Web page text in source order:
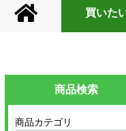
買いた
商品検索
商品カテゴリ